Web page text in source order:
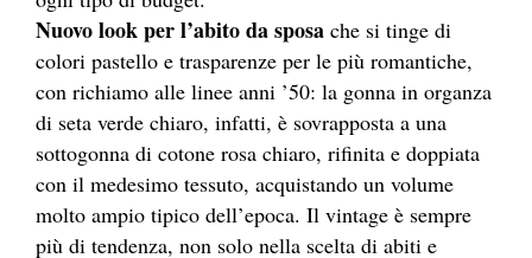
Nuovo look per l’abito da sposa che si tinge di
colori pastello e trasparenze per le più romantiche,
con richiamo alle linee anni ’50: la gonna in organza
di seta verde chiaro, infatti, è sovrapposta a una
sottogonna di cotone rosa chiaro, rifinita e doppiata
con il medesimo tessuto, acquistando un volume
molto ampio tipico dell’epoca. Il vintage è sempre
più di tendenza, non solo nella scelta di abiti e